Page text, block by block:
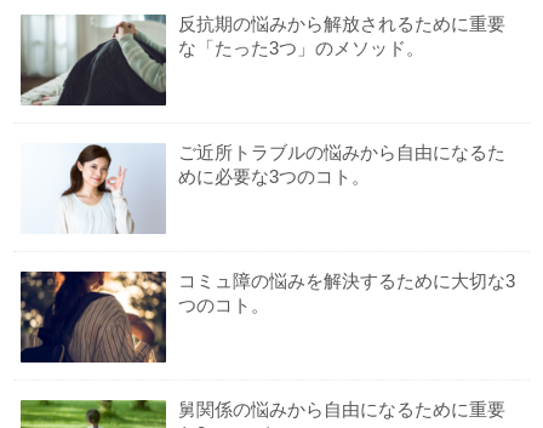
反抗期の悩みから解放されるために重要
な「たった3つ」のメソッド。
ご近所トラブルの悩みから自由になるた
めに必要な3つのコト。
コミュ障の悩みを解決するために大切な3
つのコト。
舅関係の悩みから自由になるために重要